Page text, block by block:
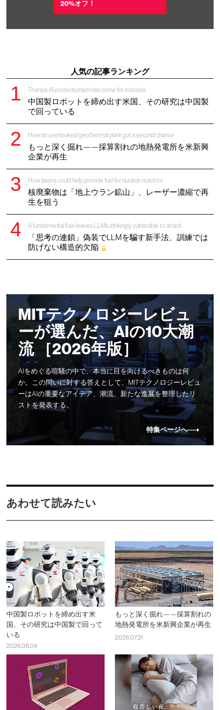
20%オフ！
人気の記事ランキング
Trump’s AI protectionism has come for robotics
中国製ロボットを締め出す米国、その研究は中国製
で回っている
How an overlooked geothermal plant got a second chance
もっと深く掘れ——採算割れの地熱発電所を米新興
企業が再生
How lasers could help provide fuel for nuclear reactors
核廃棄物は「地上ウラン鉱山」、レーザー濃縮で再
生を狙う
A fundamental flaw leaves LLMs strikingly vulnerable to attack
「思考の連鎖」偽装でLLMを騙す新手法、訓練では
防げない構造的欠陥
MITテクノロジーレビュ
ーが選んだ、AIの10大潮
流 ［2026年版］
AIをめぐる喧騒の中で、本当に目を向けるべきものは何
か。この問いに対する答えとして、MITテクノロジーレビュ
ーはAIの重要なアイデア、潮流、新たな進展を整理したリ
ストを発表する。
特集ページへ
あわせて読みたい
中国製ロボットを締め出す米
国、その研究は中国製で回って
いる
2026.08.04
もっと深く掘れ——採算割れの
地熱発電所を米新興企業が再生
2026.07.31